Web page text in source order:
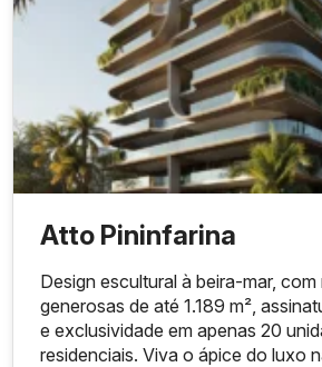
Atto Pininfarina
Design escultural à beira-mar, com
generosas de até 1.189 m²,
e exclusividade em apenas 20
residenciais. Viva o ápice do luxo